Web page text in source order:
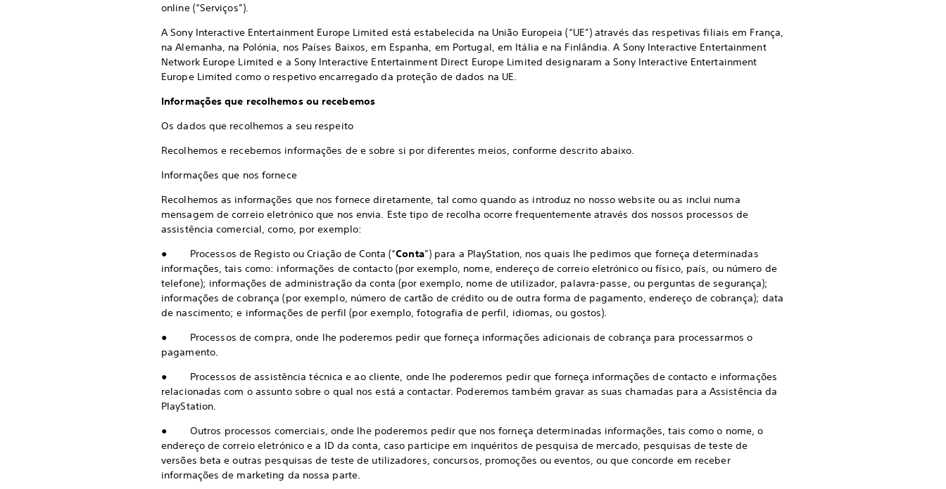
online (“Serviços”).
A Sony Interactive Entertainment Europe Limited está estabelecida na União Europeia (“UE”) através das respetivas filiais em França,
na Alemanha, na Polónia, nos Países Baixos, em Espanha, em Portugal, em Itália e na Finlândia. A Sony Interactive Entertainment
Network Europe Limited e a Sony Interactive Entertainment Direct Europe Limited designaram a Sony Interactive Entertainment
Europe Limited como o respetivo encarregado da proteção de dados na UE.
Informações que recolhemos ou recebemos
Os dados que recolhemos a seu respeito
Recolhemos e recebemos informações de e sobre si por diferentes meios, conforme descrito abaixo.
Informações que nos fornece
Recolhemos as informações que nos fornece diretamente, tal como quando as introduz no nosso website ou as inclui numa
mensagem de correio eletrónico que nos envia. Este tipo de recolha ocorre frequentemente através dos nossos processos de
assistência comercial, como, por exemplo:
● Processos de Registo ou Criação de Conta (“Conta”) para a PlayStation, nos quais lhe pedimos que forneça determinadas
informações, tais como: informações de contacto (por exemplo, nome, endereço de correio eletrónico ou físico, país, ou número de
telefone); informações de administração da conta (por exemplo, nome de utilizador, palavra-passe, ou perguntas de segurança);
informações de cobrança (por exemplo, número de cartão de crédito ou de outra forma de pagamento, endereço de cobrança); data
de nascimento; e informações de perfil (por exemplo, fotografia de perfil, idiomas, ou gostos).
● Processos de compra, onde lhe poderemos pedir que forneça informações adicionais de cobrança para processarmos o
pagamento.
● Processos de assistência técnica e ao cliente, onde lhe poderemos pedir que forneça informações de contacto e informações
relacionadas com o assunto sobre o qual nos está a contactar. Poderemos também gravar as suas chamadas para a Assistência da
PlayStation.
● Outros processos comerciais, onde lhe poderemos pedir que nos forneça determinadas informações, tais como o nome, o
endereço de correio eletrónico e a ID da conta, caso participe em inquéritos de pesquisa de mercado, pesquisas de teste de
versões beta e outras pesquisas de teste de utilizadores, concursos, promoções ou eventos, ou que concorde em receber
informações de marketing da nossa parte.